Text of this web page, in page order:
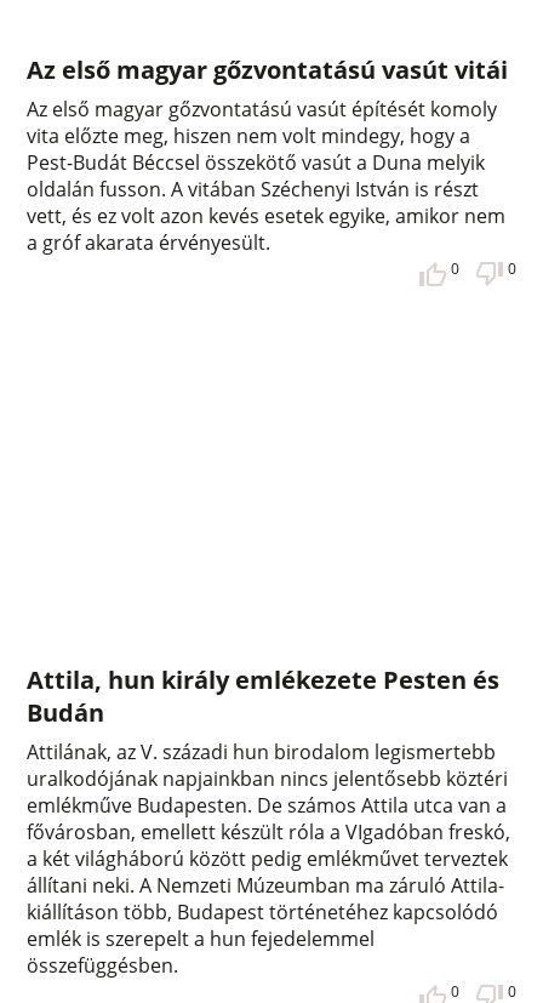
Az első magyar gőzvontatású vasút vitái
Az első magyar gőzvontatású vasút építését komoly
vita előzte meg, hiszen nem volt mindegy, hogy a
Pest-Budát Béccsel összekötő vasút a Duna melyik
oldalán fusson. A vitában Széchenyi István is részt
vett, és ez volt azon kevés esetek egyike, amikor nem
a gróf akarata érvényesült.
0 0
Attila, hun király emlékezete Pesten és
Budán
Attilának, az V. századi hun birodalom legismertebb
uralkodójának napjainkban nincs jelentősebb köztéri
emlékműve Budapesten. De számos Attila utca van a
fővárosban, emellett készült róla a VIgadóban freskó,
a két világháború között pedig emlékművet terveztek
állítani neki. A Nemzeti Múzeumban ma záruló Attila-
kiállításon több, Budapest történetéhez kapcsolódó
emlék is szerepelt a hun fejedelemmel
összefüggésben.
0 0